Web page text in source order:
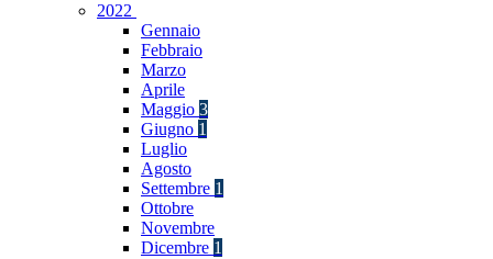
2022
Gennaio
Febbraio
Marzo
Aprile
Maggio 3
Giugno 1
Luglio
Agosto
Settembre 1
Ottobre
Novembre
Dicembre 1